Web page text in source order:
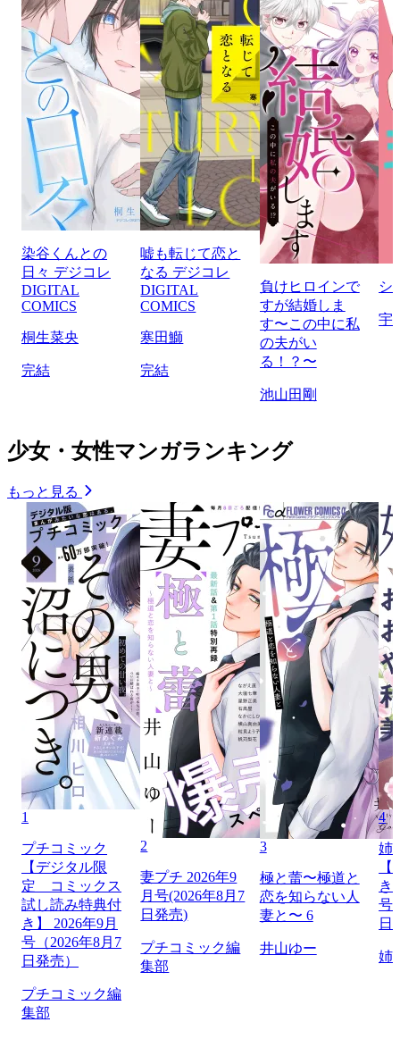
染谷くんとの
日々 デジコレ
DIGITAL
COMICS
桐生菜央
完結
嘘も転じて恋と
なる デジコレ
DIGITAL
COMICS
寒田鰤
完結
負けヒロインで
すが結婚しま
す〜この中に私
の夫がい
る！？〜
池山田剛
シ
宇
少女・女性マンガランキング
もっと見る
1
プチコミック
【デジタル限
定 コミックス
試し読み特典付
き】 2026年9月
号（2026年8月7
日発売）
プチコミック編
集部
2
妻プチ 2026年9
月号(2026年8月7
日発売)
プチコミック編
集部
3
極と蕾〜極道と
恋を知らない人
妻と〜 6
井山ゆー
4
姉
き
号
日
姉